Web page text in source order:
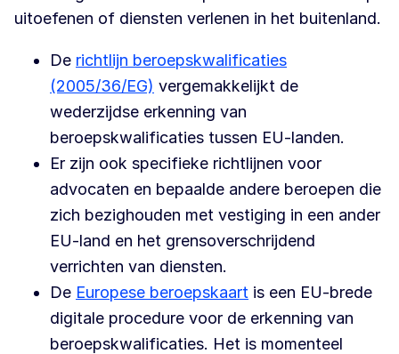
uitoefenen of diensten verlenen in het buitenland.
De richtlijn beroepskwalificaties
(2005/36/EG) vergemakkelijkt de
wederzijdse erkenning van
beroepskwalificaties tussen EU-landen.
Er zijn ook specifieke richtlijnen voor
advocaten en bepaalde andere beroepen die
zich bezighouden met vestiging in een ander
EU-land en het grensoverschrijdend
verrichten van diensten.
De Europese beroepskaart is een EU-brede
digitale procedure voor de erkenning van
beroepskwalificaties. Het is momenteel